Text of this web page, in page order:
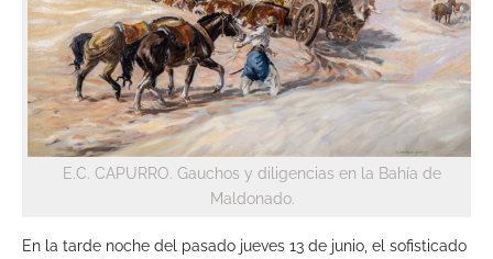
E.C. CAPURRO. Gauchos y diligencias en la Bahía de
Maldonado.
En la tarde noche del pasado jueves 13 de junio, el sofisticado